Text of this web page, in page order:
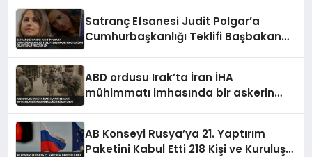
Satranç Efsanesi Judit Polgar’a
Cumhurbaşkanlığı Teklifi Başbakan
ABD ordusu Irak’ta İran İHA
mühimmatı imhasında bir askerin
AB Konseyi Rusya’ya 21. Yaptırım
Paketini Kabul Etti 218 Kişi ve Kuruluş